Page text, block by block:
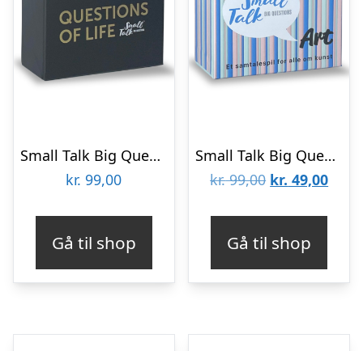
Small Talk Big Questions – Questions of Life
kr. 99,00
Gå til shop
Small Talk Big Questions – Art
kr.99,00 Den
kr. 99,00.
kr. 49,00Den
kr.
Gå til shop